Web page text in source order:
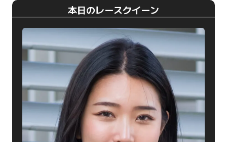
本日のレースクイーン